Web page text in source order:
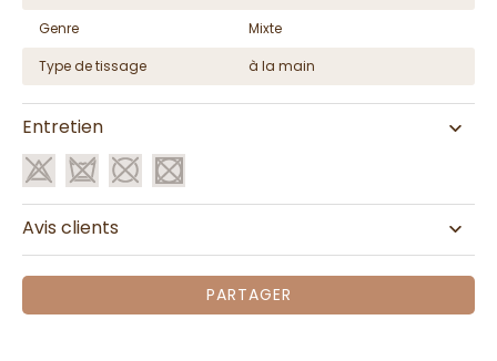
Genre
Mixte
Type de tissage
à la main
Entretien
Avis clients
PARTAGER